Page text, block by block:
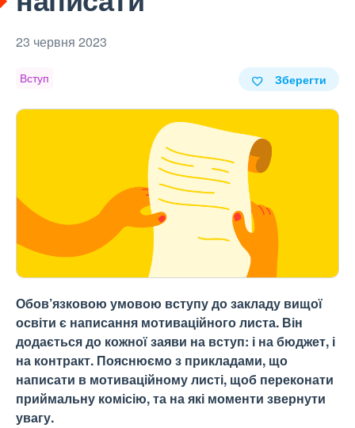
23 червня 2023
Вступ Зберегти
Обов’язковою умовою вступу до закладу вищої
освіти є написання мотиваційного листа. Він
додається до кожної заяви на вступ: і на бюджет, і
на контракт. Пояснюємо з прикладами, що
написати в мотиваційному листі, щоб переконати
приймальну комісію, та на які моменти звернути
увагу.